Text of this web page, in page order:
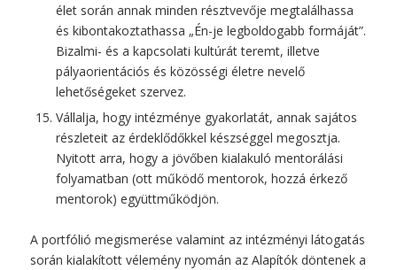
élet során annak minden résztvevője megtalálhassa
és kibontakoztathassa „Én-je legboldogabb formáját”.
Bizalmi- és a kapcsolati kultúrát teremt, illetve
pályaorientációs és közösségi életre nevelő
lehetőségeket szervez.
Vállalja, hogy intézménye gyakorlatát, annak sajátos
részleteit az érdeklődőkkel készséggel megosztja.
Nyitott arra, hogy a jövőben kialakuló mentorálási
folyamatban (ott működő mentorok, hozzá érkező
mentorok) együttműködjön.
A portfólió megismerése valamint az intézményi látogatás
során kialakított vélemény nyomán az Alapítók döntenek a